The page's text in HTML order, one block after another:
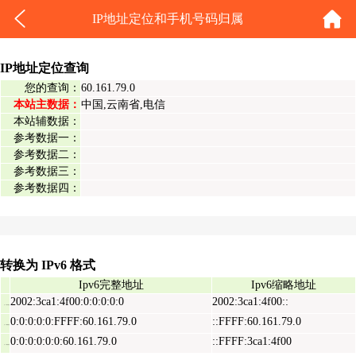
IP地址定位和手机号码归属
IP地址定位查询
您的查询： 60.161.79.0
本站主数据： 中国,云南省,电信
本站辅数据：
参考数据一：
参考数据二：
参考数据三：
参考数据四：
转换为 IPv6 格式
Ipv6完整地址 Ipv6缩略地址
2002:3ca1:4f00:0:0:0:0:0 2002:3ca1:4f00::
0:0:0:0:0:FFFF:60.161.79.0 ::FFFF:60.161.79.0
0:0:0:0:0:0:60.161.79.0 ::FFFF:3ca1:4f00